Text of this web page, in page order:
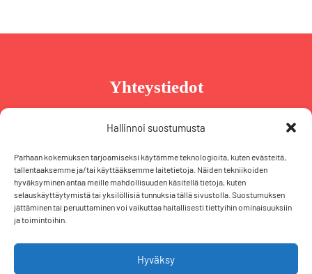
Hallinnoi suostumusta
Parhaan kokemuksen tarjoamiseksi käytämme teknologioita, kuten evästeitä,
tallentaaksemme ja/tai käyttääksemme laitetietoja. Näiden tekniikoiden
hyväksyminen antaa meille mahdollisuuden käsitellä tietoja, kuten
selauskäyttäytymistä tai yksilöllisiä tunnuksia tällä sivustolla. Suostumuksen
jättäminen tai peruuttaminen voi vaikuttaa haitallisesti tiettyihin ominaisuuksiin
ja toimintoihin.
Hyväksy
Yhteystiedot
Taru Reinikainen
taru@tarureinikainen.fi
Vaalipäällikö
Puh. +358 50 574 2355
iris@tarureinikainen.fi